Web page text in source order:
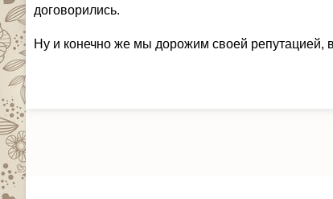
договорились.
Ну и конечно же мы дорожим своей репутацией,